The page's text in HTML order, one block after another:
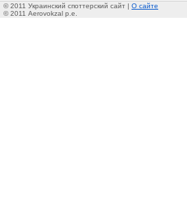
© 2011 Украинский споттерский сайт | О сайте
© 2011 Aerovokzal p.e.